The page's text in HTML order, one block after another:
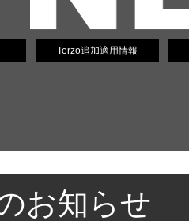
Terzo追加適用情報
お知らせ